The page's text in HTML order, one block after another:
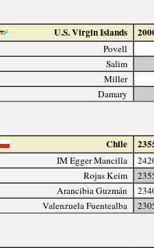
U.S. Virgin Islands
Povell
Salim
Miller
Damary
Chile
IM Egger Mancilla
Rojas Keim
Arancibia Guzmán
Valenzuela Fuentealba